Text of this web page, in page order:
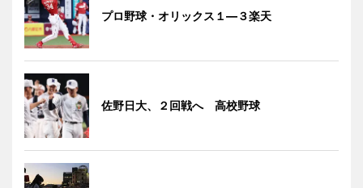
プロ野球・オリックス１―３楽天
佐野日大、２回戦へ 高校野球